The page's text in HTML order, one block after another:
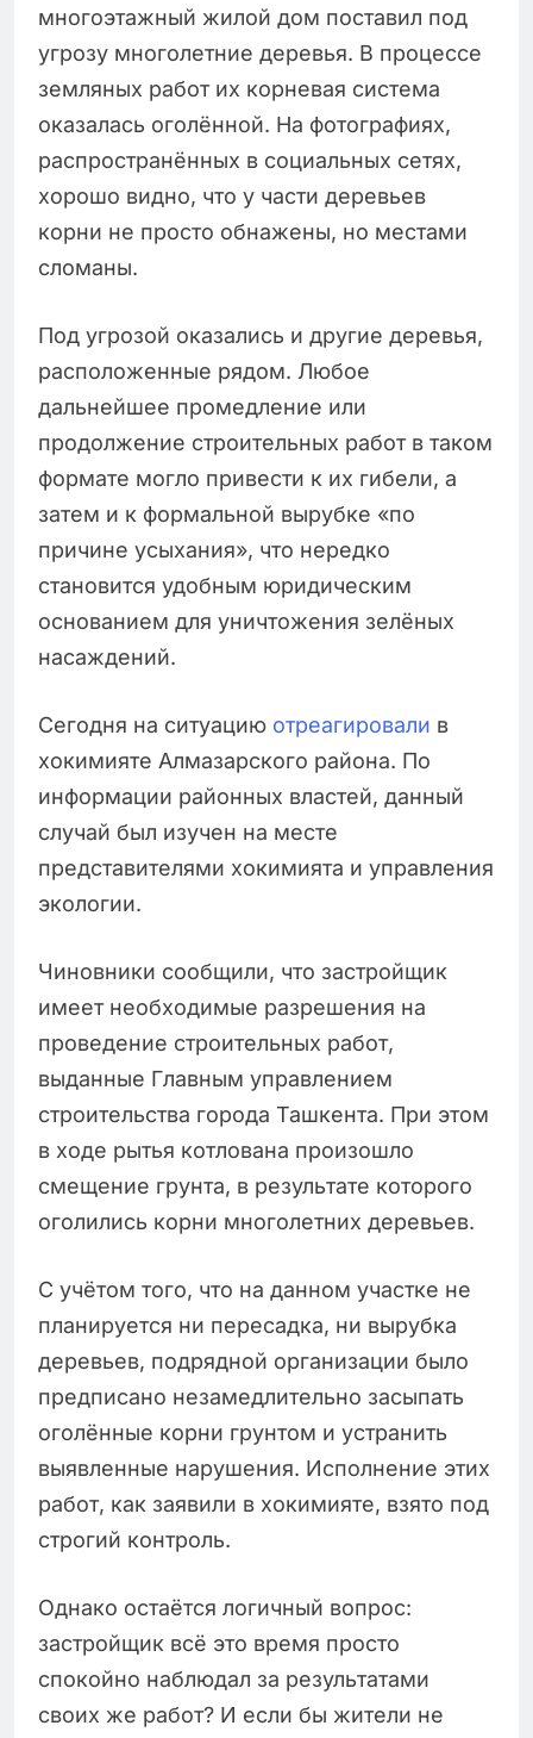
многоэтажный жилой дом поставил под
угрозу многолетние деревья. В процессе
земляных работ их корневая система
оказалась оголённой. На фотографиях,
распространённых в социальных сетях,
хорошо видно, что у части деревьев
корни не просто обнажены, но местами
сломаны.
Под угрозой оказались и другие деревья,
расположенные рядом. Любое
дальнейшее промедление или
продолжение строительных работ в таком
формате могло привести к их гибели, а
затем и к формальной вырубке «по
причине усыхания», что нередко
становится удобным юридическим
основанием для уничтожения зелёных
насаждений.
Сегодня на ситуацию отреагировали в
хокимияте Алмазарского района. По
информации районных властей, данный
случай был изучен на месте
представителями хокимията и управления
экологии.
Чиновники сообщили, что застройщик
имеет необходимые разрешения на
проведение строительных работ,
выданные Главным управлением
строительства города Ташкента. При этом
в ходе рытья котлована произошло
смещение грунта, в результате которого
оголились корни многолетних деревьев.
С учётом того, что на данном участке не
планируется ни пересадка, ни вырубка
деревьев, подрядной организации было
предписано незамедлительно засыпать
оголённые корни грунтом и устранить
выявленные нарушения. Исполнение этих
работ, как заявили в хокимияте, взято под
строгий контроль.
Однако остаётся логичный вопрос:
застройщик всё это время просто
спокойно наблюдал за результатами
своих же работ? И если бы жители не